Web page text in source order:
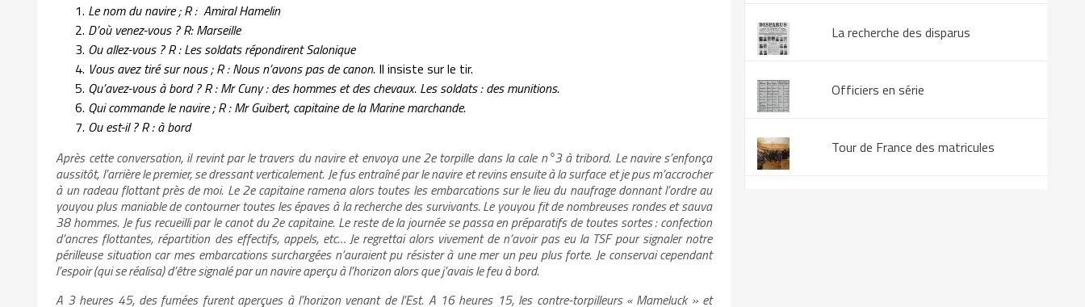
Le nom du navire ; R : Amiral Hamelin
D’où venez-vous ? R: Marseille
Ou allez-vous ? R : Les soldats répondirent Salonique
Vous avez tiré sur nous ; R : Nous n’avons pas de canon. Il insiste sur le tir.
Qu’avez-vous à bord ? R : Mr Cuny : des hommes et des chevaux. Les soldats : des munitions.
Qui commande le navire ; R : Mr Guibert, capitaine de la Marine marchande.
Ou est-il ? R : à bord
Après cette conversation, il revint par le travers du navire et envoya une 2e torpille dans la cale n°3 à tribord. Le navire s’enfonça
aussitôt, l’arrière le premier, se dressant verticalement. Je fus entraîné par le navire et revins ensuite à la surface et je pus m’accrocher
à un radeau flottant près de moi. Le 2e capitaine ramena alors toutes les embarcations sur le lieu du naufrage donnant l’ordre au
youyou plus maniable de contourner toutes les épaves à la recherche des survivants. Le youyou fit de nombreuses rondes et sauva
38 hommes. Je fus recueilli par le canot du 2e capitaine. Le reste de la journée se passa en préparatifs de toutes sortes : confection
d’ancres flottantes, répartition des effectifs, appels, etc… Je regrettai alors vivement de n’avoir pas eu la TSF pour signaler notre
périlleuse situation car mes embarcations surchargées n’auraient pu résister à une mer un peu plus forte. Je conservai cependant
l’espoir (qui se réalisa) d’être signalé par un navire aperçu à l’horizon alors que j’avais le feu à bord.
A 3 heures 45, des fumées furent aperçues à l’horizon venant de l’Est. A 16 heures 15, les contre-torpilleurs « Mameluck » et
La recherche des disparus
Officiers en série
Tour de France des matricules